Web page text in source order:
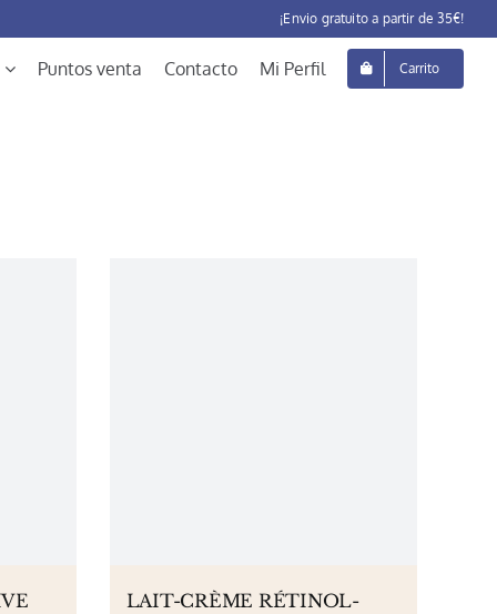
¡Envio gratuito a partir de 35€!
Puntos venta Contacto Mi Perfil Carrito
LAIT-CRÈME RÉTINOL-